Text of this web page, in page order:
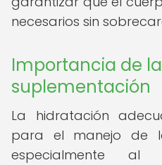
necesarios sin
Importancia de
suplementación
La hidratación
para el manejo de
especialmente